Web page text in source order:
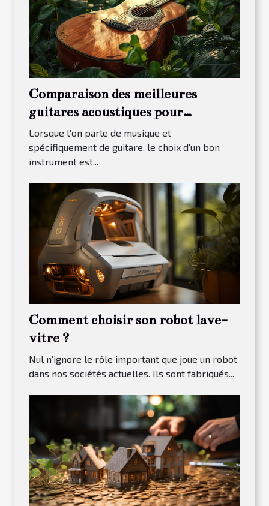
Comparaison des meilleures
guitares acoustiques pour
débutants en 2023
Lorsque l'on parle de musique et
spécifiquement de guitare, le choix d'un bon
instrument est...
Comment choisir son robot lave-
vitre ?
Nul n’ignore le rôle important que joue un robot
dans nos sociétés actuelles. Ils sont fabriqués...